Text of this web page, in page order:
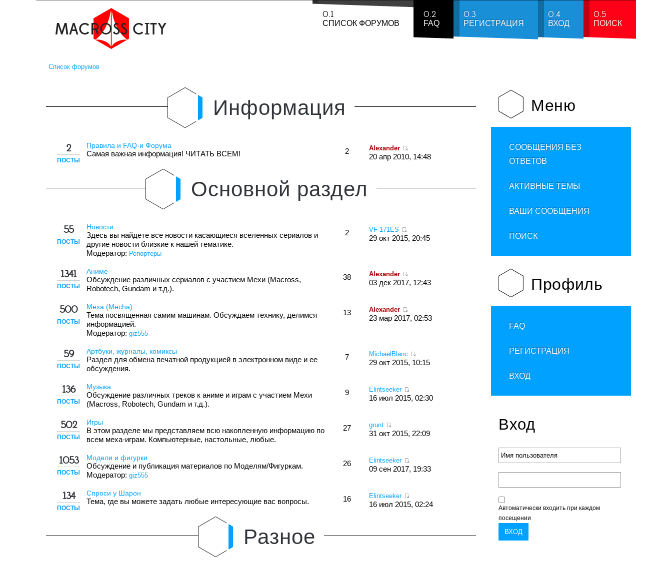
0.1
СПИСОК ФОРУМОВ
0.2
FAQ
0.3
РЕГИСТРАЦИЯ
0.4
ВХОД
0.5
ПОИСК
Список форумов
Информация
2
ПОСТЫ
Правила и FAQ-и Форума
Самая важная информация! ЧИТАТЬ ВСЕМ!
2 Alexander
20 апр 2010, 14:48
Основной раздел
55
ПОСТЫ
Новости
Здесь вы найдете все новости касающиеся вселенных сериалов и
другие новости близкие к нашей тематике.
Модератор: Репортеры
2 VF-171ES
29 окт 2015, 20:45
1341
ПОСТЫ
Аниме
Обсуждение различных сериалов с участием Мехи (Macross,
Robotech, Gundam и т.д.).
38 Alexander
03 дек 2017, 12:43
500
ПОСТЫ
Меха (Mecha)
Тема посвященная самим машинам. Обсуждаем технику, делимся
информацией.
Модератор: giz555
13 Alexander
23 мар 2017, 02:53
59
ПОСТЫ
Артбуки, журналы, комиксы
Раздел для обмена печатной продукцией в электронном виде и ее
обсуждения.
7 MichaelBlanc
29 окт 2015, 10:15
136
ПОСТЫ
Музыка
Обсуждение различных треков к аниме и играм с участием Мехи
(Macross, Robotech, Gundam и т.д.).
9 Elintseeker
16 июл 2015, 02:30
502
ПОСТЫ
Игры
В этом разделе мы представляем всю накопленную информацию по
всем меха-играм. Компьютерные, настольные, любые.
27 grunt
31 окт 2015, 22:09
1053
ПОСТЫ
Модели и фигурки
Обсуждение и публикация материалов по Моделям/Фигуркам.
Модератор: giz555
26 Elintseeker
09 сен 2017, 19:33
134
ПОСТЫ
Спроси у Шарон
Тема, где вы можете задать любые интересующие вас вопросы.
16 Elintseeker
16 июл 2015, 02:24
Разное
Меню
СООБЩЕНИЯ БЕЗ
ОТВЕТОВ
АКТИВНЫЕ ТЕМЫ
ВАШИ СООБЩЕНИЯ
ПОИСК
Профиль
FAQ
РЕГИСТРАЦИЯ
ВХОД
Вход
Автоматически входить при каждом
посещении